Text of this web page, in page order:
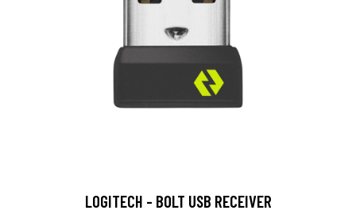
LOGITECH - BOLT USB RECEIVER